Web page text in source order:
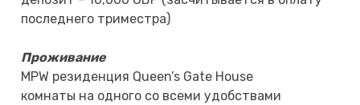
последнего триместра)
Проживание
MPW резиденция Queen’s Gate House
комнаты на одного со всеми удобствами